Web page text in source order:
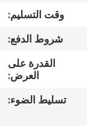
المعمل
مراقبة
الجودة
وقت التسليم:
شروط الدفع:
القدرة على
العرض:
تسليط الضوء: